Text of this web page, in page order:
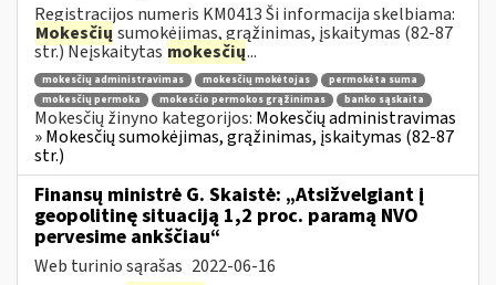
Registracijos numeris KM0413 Ši informacija skelbiama:
Mokesčių sumokėjimas, grąžinimas, įskaitymas (82-87
str.) Neįskaitytas mokesčių...
mokesčių administravimas mokesčių mokėtojas
permokėta suma
mokesčių permoka
mokesčio permokos grąžinimas banko sąskaita
Mokesčių žinyno kategorijos: Mokesčių administravimas
» Mokesčių sumokėjimas, grąžinimas, įskaitymas (82-87
str.)
Finansų ministrė G. Skaistė: „Atsižvelgiant į
geopolitinę situaciją 1,2 proc. paramą NVO
pervesime ankščiau“
Web turinio sąrašas 2022-06-16